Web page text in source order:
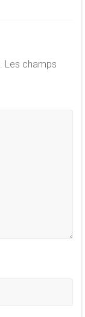
Les champs